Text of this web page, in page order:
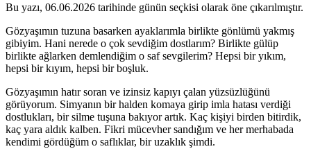
Bu yazı, 06.06.2026 tarihinde günün seçkisi olarak öne çıkarılmıştır.
Gözyaşımın tuzuna basarken ayaklarımla birlikte gönlümü yakmış
gibiyim. Hani nerede o çok sevdiğim dostlarım? Birlikte gülüp
birlikte ağlarken demlendiğim o saf sevgilerim? Hepsi bir yıkım,
hepsi bir kıyım, hepsi bir boşluk.
Gözyaşımın hatır soran ve izinsiz kapıyı çalan yüzsüzlüğünü
görüyorum. Simyanın bir halden komaya girip imla hatası verdiği
dostlukları, bir silme tuşuna bakıyor artık. Kaç kişiyi birden bitirdik,
kaç yara aldık kalben. Fikri mücevher sandığım ve her merhabada
kendimi gördüğüm o saflıklar, bir uzaklık şimdi.